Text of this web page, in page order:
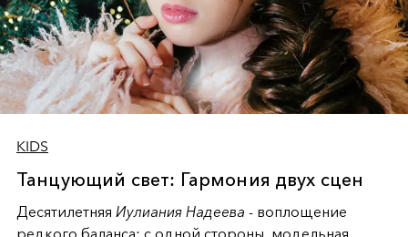
KIDS
Танцующий свет: Гармония двух сцен
Десятилетняя Иулиания Надеева - воплощение
редкого баланса: с одной стороны, модельная